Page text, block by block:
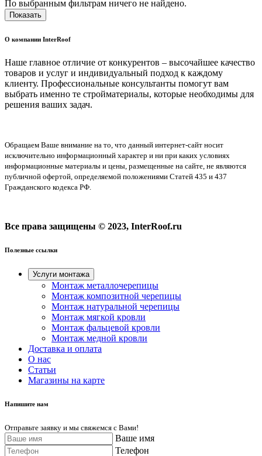
По выбранным фильтрам ничего не найдено.
Показать
О компании InterRoof
Наше главное отличие от конкурентов – высочайшее качество
товаров и услуг и индивидуальный подход к каждому
клиенту. Профессиональные консультанты помогут вам
выбрать именно те стройматериалы, которые необходимы для
решения ваших задач.
Обращаем Ваше внимание на то, что данный интернет-сайт носит
исключительно информационный характер и ни при каких условиях
информационные материалы и цены, размещенные на сайте, не являются
публичной офертой, определяемой положениями Статей 435 и 437
Гражданского кодекса РФ.
Все права защищены © 2023, InterRoof.ru
Полезные ссылки
Услуги монтажа
Монтаж металлочерепицы
Монтаж композитной черепицы
Монтаж натуральной черепицы
Монтаж мягкой кровли
Монтаж фальцевой кровли
Монтаж медной кровли
Доставка и оплата
О нас
Cтатьи
Магазины на карте
Напишите нам
Отправьте заявку и мы свяжемся с Вами!
Ваше имя
Телефон